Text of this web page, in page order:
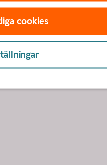
att skydda
behöver du
utökad
trygghet.
cookies